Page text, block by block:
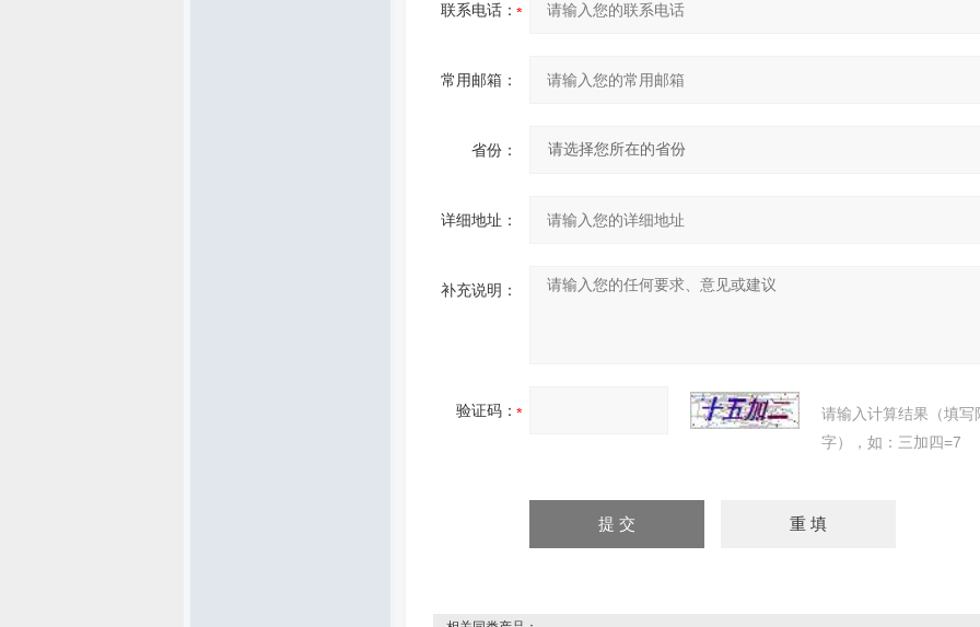
联系电话：
常用邮箱：
省份：
详细地址：
补充说明：
验证码：
请输入计算结果（填写
字），如：三加四=7